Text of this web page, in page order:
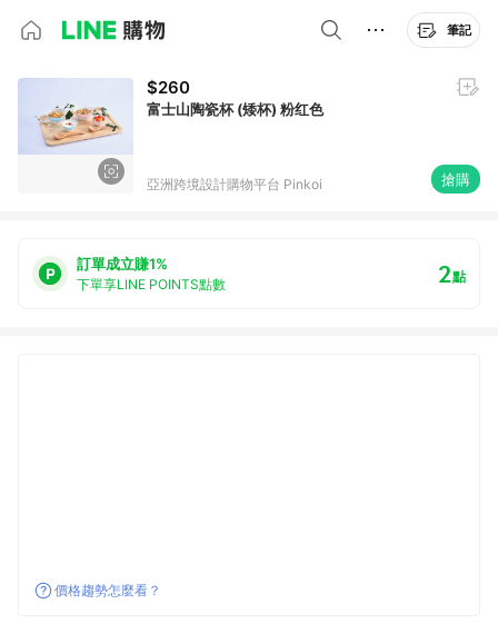
筆記
$260
富士山陶瓷杯 (矮杯) 粉红色
亞洲跨境設計購物平台 Pinkoi 搶購
訂單成立賺1%
下單享LINE POINTS點數 2點
價格趨勢怎麼看？